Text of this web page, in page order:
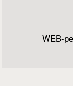
WEB-